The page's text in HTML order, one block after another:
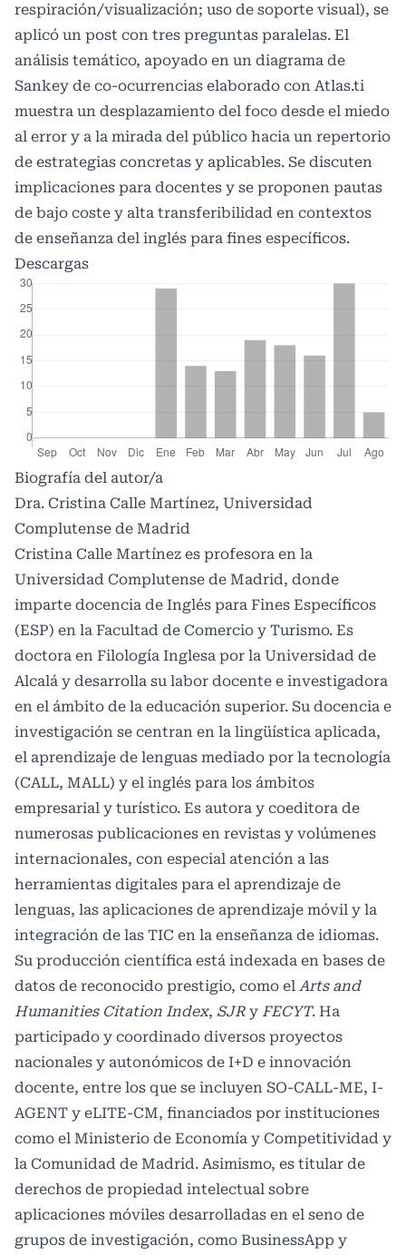
respiración/visualización; uso de soporte visual), se
aplicó un post con tres preguntas paralelas. El
análisis temático, apoyado en un diagrama de
Sankey de co‑ocurrencias elaborado con Atlas.ti
muestra un desplazamiento del foco desde el miedo
al error y a la mirada del público hacia un repertorio
de estrategias concretas y aplicables. Se discuten
implicaciones para docentes y se proponen pautas
de bajo coste y alta transferibilidad en contextos
de enseñanza del inglés para fines específicos.
Descargas
Biografía del autor/a
Dra. Cristina Calle Martínez, Universidad
Complutense de Madrid
Cristina Calle Martínez es profesora en la
Universidad Complutense de Madrid, donde
imparte docencia de Inglés para Fines Específicos
(ESP) en la Facultad de Comercio y Turismo. Es
doctora en Filología Inglesa por la Universidad de
Alcalá y desarrolla su labor docente e investigadora
en el ámbito de la educación superior. Su docencia e
investigación se centran en la lingüística aplicada,
el aprendizaje de lenguas mediado por la tecnología
(CALL, MALL) y el inglés para los ámbitos
empresarial y turístico. Es autora y coeditora de
numerosas publicaciones en revistas y volúmenes
internacionales, con especial atención a las
herramientas digitales para el aprendizaje de
lenguas, las aplicaciones de aprendizaje móvil y la
integración de las TIC en la enseñanza de idiomas.
Su producción científica está indexada en bases de
datos de reconocido prestigio, como el Arts and
Humanities Citation Index, SJR y FECYT. Ha
participado y coordinado diversos proyectos
nacionales y autonómicos de I+D e innovación
docente, entre los que se incluyen SO-CALL-ME, I-
AGENT y eLITE-CM, financiados por instituciones
como el Ministerio de Economía y Competitividad y
la Comunidad de Madrid. Asimismo, es titular de
derechos de propiedad intelectual sobre
aplicaciones móviles desarrolladas en el seno de
grupos de investigación, como BusinessApp y